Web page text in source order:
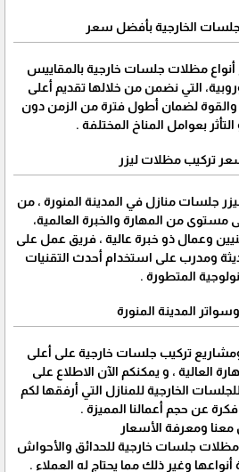
الخارجية بأفضل سعر
أنواع مظلات جلسات خارجية بالمقاييس
التي نضمن من خلالها تقديم أعلى
والقوة لضمان أطول فترة من الزمن دون
بعوامل المناخ المختلفة .
تركيب مظلات ليزر
جلسات منازل في المدينة المنورة ، من
من المهارة والخبرة العالمية،
وعمال ذو خبرة عالية ، فريق عمل على
ومدرب على استخدام أحدث التقنيات
المتطورة .
المدينة المنورة
تركيب جلسات خارجية على أعلى
العالية ، و يمكنكم الآن الاطلاع على
الخارجية للمنازل التي أرفقها لكم
عن حجم أعمالنا المميزة .
معنا ومعرفة الأسعار
جلسات خارجية للحدائق والأحواش
وغير ذلك مما يحتاج له العملاء .